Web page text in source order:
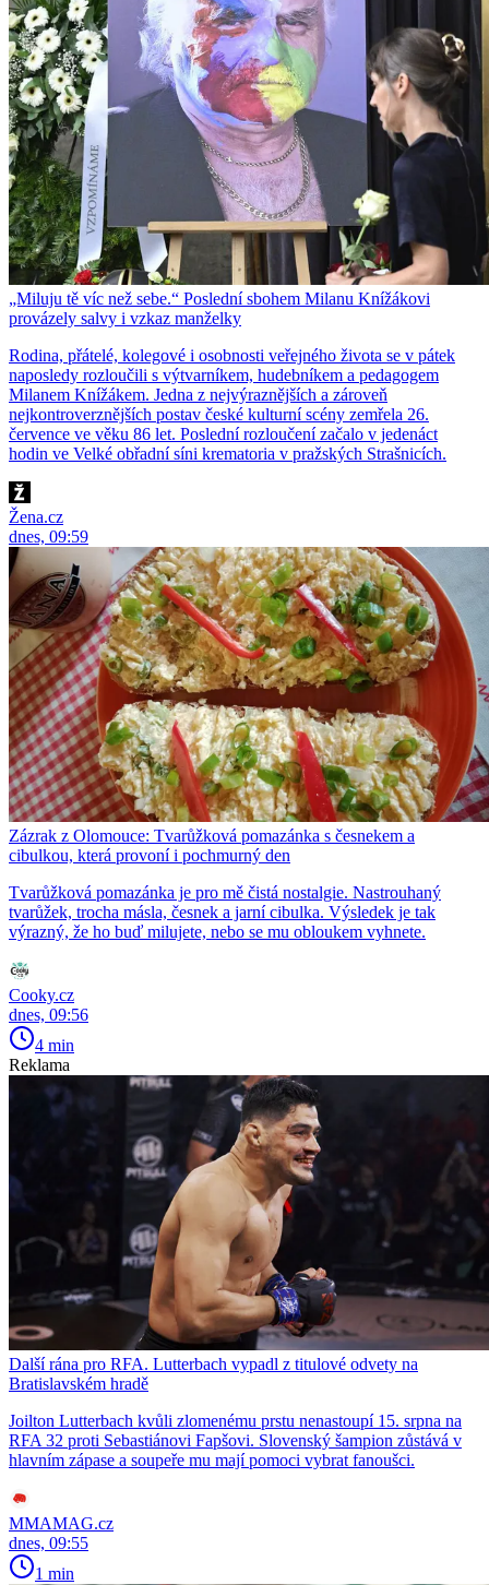
„Miluju tě víc než sebe.“ Poslední sbohem Milanu Knížákovi
provázely salvy i vzkaz manželky
Rodina, přátelé, kolegové i osobnosti veřejného života se v pátek
naposledy rozloučili s výtvarníkem, hudebníkem a pedagogem
Milanem Knížákem. Jedna z nejvýraznějších a zároveň
nejkontroverznějších postav české kulturní scény zemřela 26.
července ve věku 86 let. Poslední rozloučení začalo v jedenáct
hodin ve Velké obřadní síni krematoria v pražských Strašnicích.
Žena.cz
dnes, 09:59
Zázrak z Olomouce: Tvarůžková pomazánka s česnekem a
cibulkou, která provoní i pochmurný den
Tvarůžková pomazánka je pro mě čistá nostalgie. Nastrouhaný
tvarůžek, trocha másla, česnek a jarní cibulka. Výsledek je tak
výrazný, že ho buď milujete, nebo se mu obloukem vyhnete.
Cooky.cz
dnes, 09:56
4 min
Reklama
Další rána pro RFA. Lutterbach vypadl z titulové odvety na
Bratislavském hradě
Joilton Lutterbach kvůli zlomenému prstu nenastoupí 15. srpna na
RFA 32 proti Sebastiánovi Fapšovi. Slovenský šampion zůstává v
hlavním zápase a soupeře mu mají pomoci vybrat fanoušci.
MMAMAG.cz
dnes, 09:55
1 min